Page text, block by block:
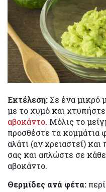
Εκτέλεση: Σε ένα μικρό
με το χυμό και
αβοκάντο. Μόλις το
προσθέστε τα κομμάτια
αλάτι (αν χρειαστεί)
σας και απλώστε σε
αβοκάντο.
Θερμίδες ανά φέτα: